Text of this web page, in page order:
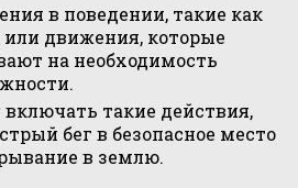
в поведении, такие как
или движения, которые
на необходимость
такие действия,
бег в безопасное место
в землю.